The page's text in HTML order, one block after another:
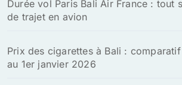
Durée vol Paris Bali Air France : tout
de trajet en avion
Prix des cigarettes à Bali :
au 1er janvier 2026